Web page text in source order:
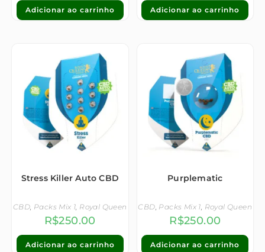
Adicionar ao carrinho Adicionar ao carrinho
Stress Killer Auto CBD
CBD Packs Mix 1 Royal Queen
R$250.00
Adicionar ao carrinho
Purplematic
CBD Packs Mix 1 Royal Queen
R$250.00
Adicionar ao carrinho